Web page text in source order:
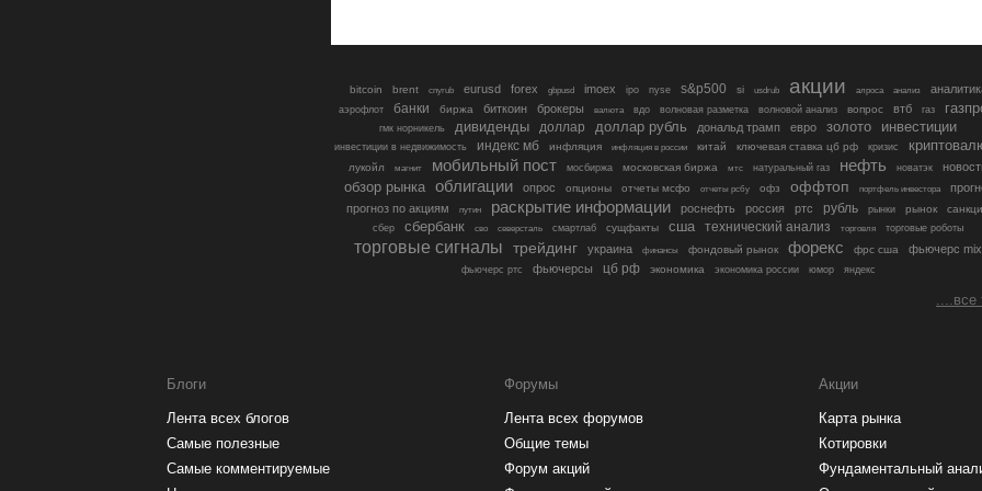
bitcoin brent cnyrub eurusd forex gbpusd imoex ipo nyse s&p500 si usdrub акции алроса анализ
аэрофлот банки биржа биткоин брокеры валюта вдо волновая разметка волновой анализ вопрос втб газ
гмк норникель дивиденды доллар доллар рубль дональд трамп евро золото инвестиции
инвестиции в недвижимость индекс мб инфляция инфляция в россии китай ключевая ставка цб рф кризис
лукойл магнит мобильный пост мосбиржа московская биржа мтс натуральный газ нефть новатэк
обзор рынка облигации опрос опционы отчеты мсфо отчеты рсбу офз оффтоп портфель инвестора
прогноз по акциям
путин раскрытие информации роснефть россия ртс рубль рынки рынок
сбер сбербанк сво северсталь смартлаб сущфакты сша технический анализ торговля торговые роботы
торговые сигналы трейдинг украина финансы фондовый рынок форекс фрс сша фьючерс mix
фьючерс ртс фьючерсы цб рф экономика экономика россии юмор яндекс
....все
Блоги
Лента всех блогов
Самые полезные
Самые комментируемые
Форумы
Лента всех форумов
Общие темы
Форум акций
Акции
Карта рынка
Котировки
Фундаментальный